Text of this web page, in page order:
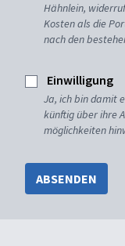
Hähnlein,
Kosten als die
nach den
Einwilligung
Ja, ich bin damit
künftig über ihre
möglichkeiten
ABSENDEN